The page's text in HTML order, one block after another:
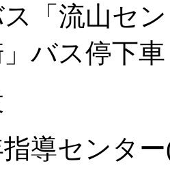
「流山セ
」バス停下
導センタ